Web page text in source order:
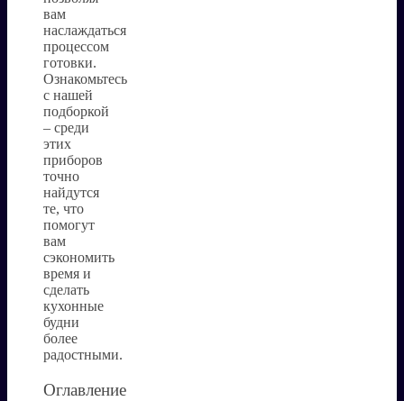
вам
наслаждаться
процессом
готовки.
Ознакомьтесь
с нашей
подборкой
– среди
этих
приборов
точно
найдутся
те, что
помогут
вам
сэкономить
время и
сделать
кухонные
будни
более
радостными.
Оглавление